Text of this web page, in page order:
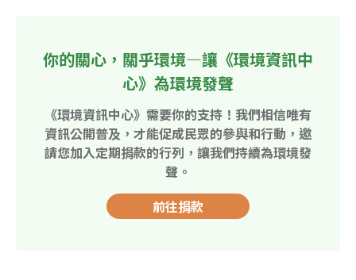
你的關心，關乎環境—讓《環境資訊中
心》為環境發聲
《環境資訊中心》需要你的支持！我們相信唯有
資訊公開普及，才能促成民眾的參與和行動，邀
請您加入定期捐款的行列，讓我們持續為環境發
聲。
前往捐款